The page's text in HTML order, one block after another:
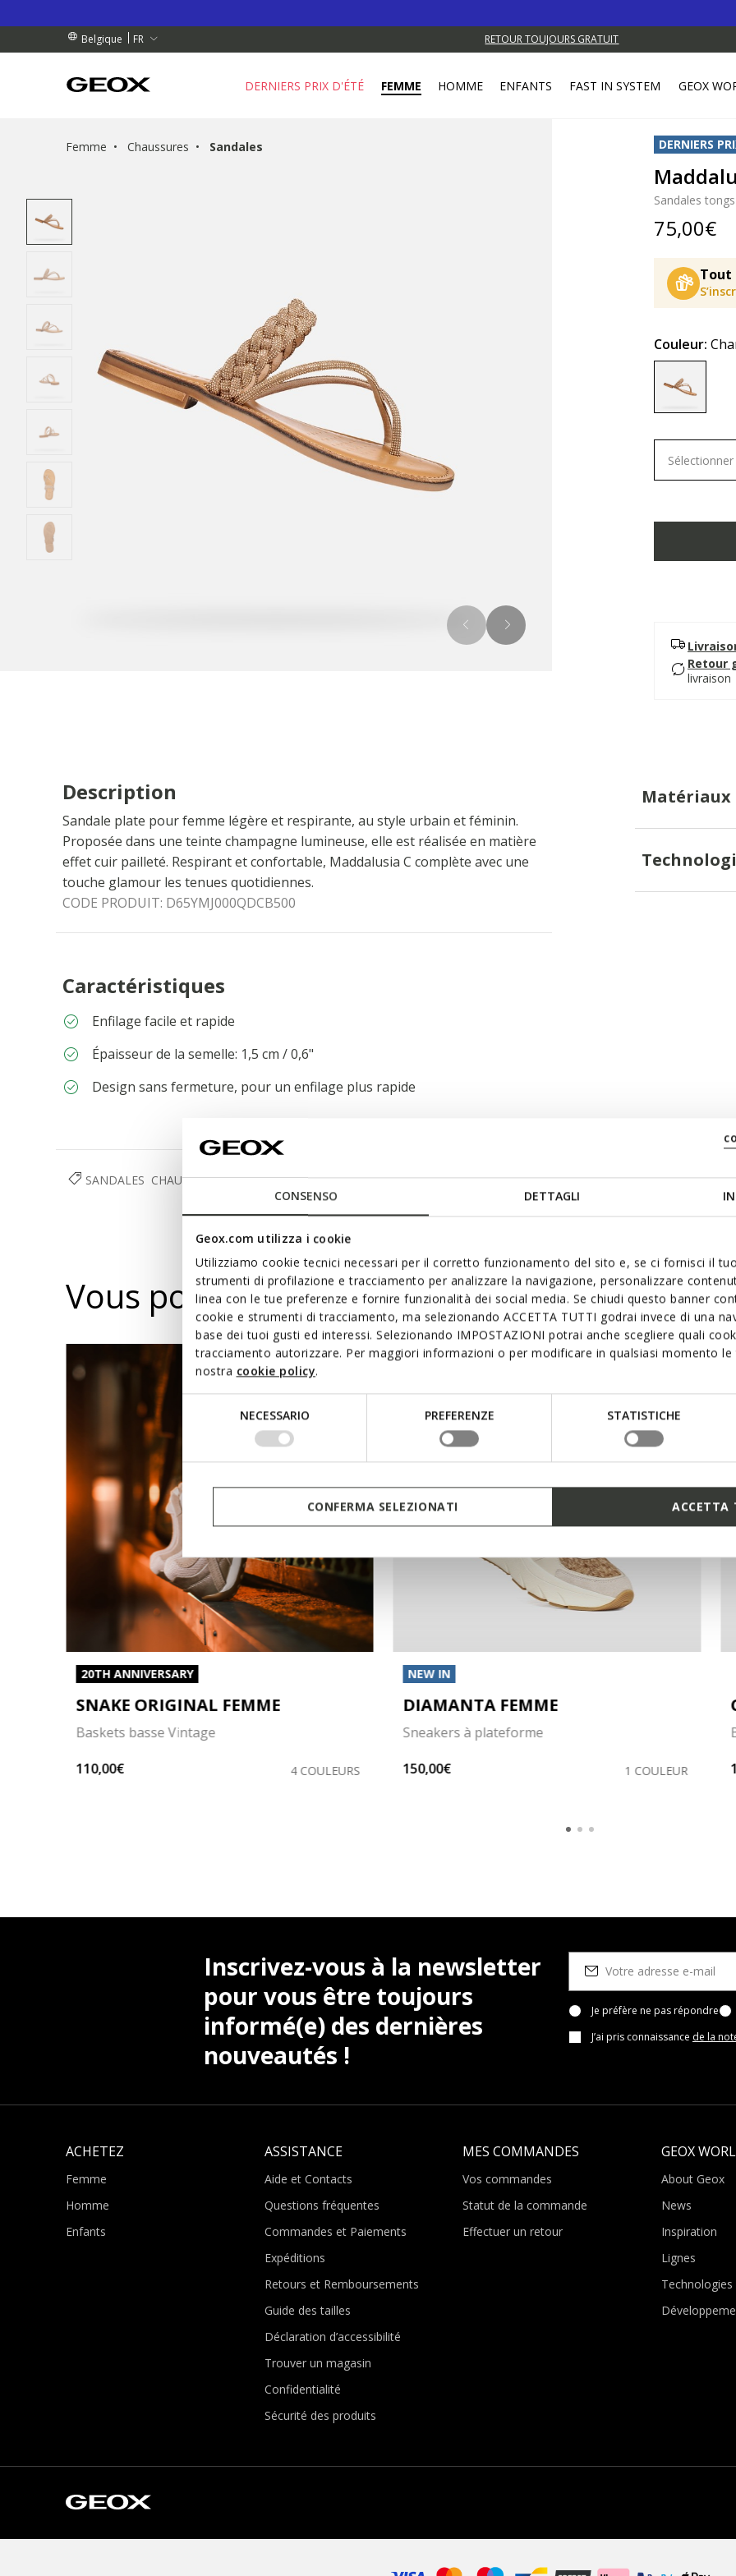
CONSENSO DETTAGLI
Geox.com utilizza i cookie
Utilizziamo cookie tecnici necessari per il corretto funzionamento del sito e, se ci fornisci il
strumenti di profilazione e tracciamento per analizzare la navigazione, personalizzare
linea con le tue preferenze e fornire funzionalità dei social media. Se chiudi questo banner
cookie e strumenti di tracciamento, ma selezionando ACCETTA TUTTI godrai invece di una
base dei tuoi gusti ed interessi. Selezionando IMPOSTAZIONI potrai anche scegliere quali
tracciamento autorizzare. Per maggiori informazioni o per modificare in qualsiasi momento
nostra cookie policy.
NECESSARIO PREFERENZE STATISTICHE
CONFERMA SELEZIONATI ACCETTA
Belgique FR
DE PLUS DE 99.00 € RETOUR TOUJOURS GRATUIT
PROCHE DE CHEZ VOUS.
DE PLUS DE 99.00 €
DERNIERS PRIX D'ÉTÉ FEMME HOMME ENFANTS FAST IN SYSTEM GEOX
Femme Chaussures Sandales DERNIERS
Sandales tongs
75,00€
Tout
Couleur:
Retour
livraison
Description
Sandale plate pour femme légère et respirante, au style urbain et féminin.
Proposée dans une teinte champagne lumineuse, elle est réalisée en matière
effet cuir pailleté. Respirant et confortable, Maddalusia C complète avec une
touche glamour les tenues quotidiennes.
CODE PRODUIT: D65YMJ000QDCB500
Caractéristiques
Enfilage facile et rapide
Épaisseur de la semelle: 1,5 cm / 0,6"
Design sans fermeture, pour un enfilage plus rapide
Matériaux
SANDALES CHAUSSURES FEMME
Vous pourriez aussi aimer
20TH ANNIVERSARY
SNAKE ORIGINAL FEMME
Baskets basse Vintage
110,00€
4 COULEURS
NEW IN
DIAMANTA FEMME
Sneakers à plateforme
150,00€
1 COULEUR
Inscrivez-vous à la newsletter
pour vous être toujours
informé(e) des dernières
nouveautés !
Je préfère ne pas répondre
J’ai pris connaissance de la
ACHETEZ
Femme
Homme
Enfants
ASSISTANCE
Aide et Contacts
Questions fréquentes
Commandes et Paiements
Expéditions
Retours et Remboursements
Guide des tailles
Déclaration d’accessibilité
Trouver un magasin
Confidentialité
Sécurité des produits
MES COMMANDES
Vos commandes
Statut de la commande
Effectuer un retour
GEOX
About Geox
News
Inspiration
Lignes
Technologies